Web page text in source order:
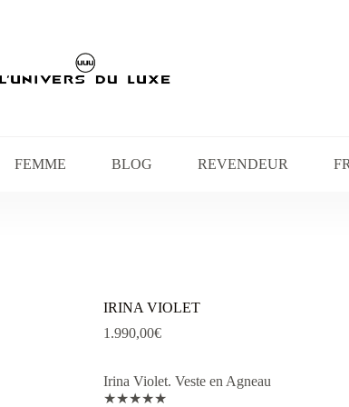
FEMME BLOG REVENDEUR
IRINA VIOLET
1.990,00€
Irina Violet. Veste en Agneau
★★★★★